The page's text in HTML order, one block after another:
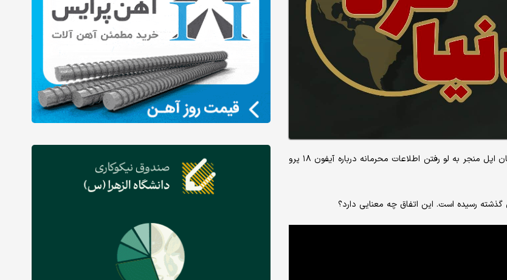
حمله سایبری به یکی از تامین‌کنندگان اپل منجر به لو رفتن اطلاعات محرمانه درباره آیفون ۱۸ پرو